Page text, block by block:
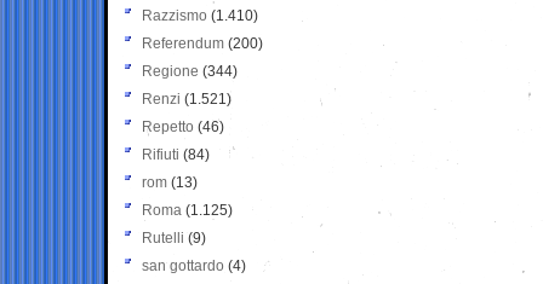
Razzismo (1.410)
Referendum (200)
Regione (344)
Renzi (1.521)
Repetto (46)
Rifiuti (84)
rom (13)
Roma (1.125)
Rutelli (9)
san gottardo (4)